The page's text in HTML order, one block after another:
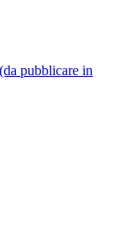
pubblicare in